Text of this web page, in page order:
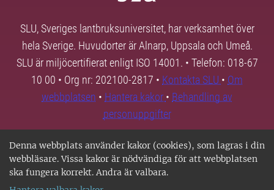
Denna webbplats använder kakor (cookies), som lagras i din
webbläsare. Vissa kakor är nödvändiga för att webbplatsen
ska fungera korrekt. Andra är valbara.
SLU, Sveriges lantbruksuniversitet, har verksamhet över
hela Sverige. Huvudorter är Alnarp, Uppsala och Umeå.
SLU är miljöcertifierat enligt ISO 14001. • Telefon: 018-67
10 00 • Org nr: 202100-2817 • Kontakta SLU • Om
webbplatsen • Hantera kakor • Behandling av
personuppgifter